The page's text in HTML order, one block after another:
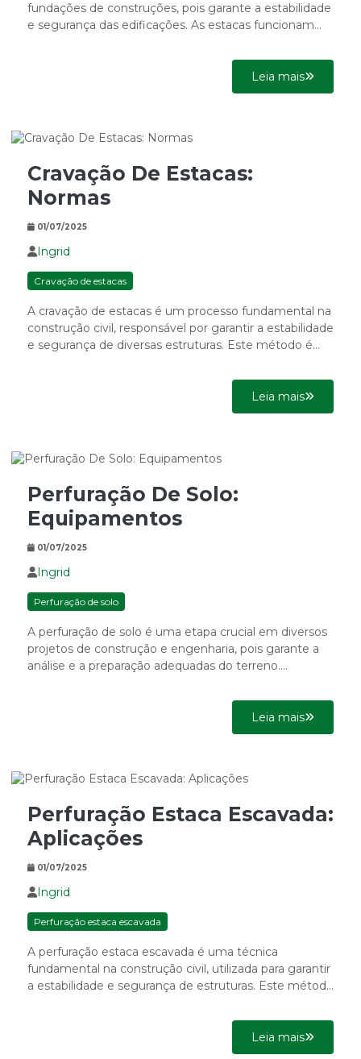
fundações de construções, pois garante a estabilidade
e segurança das edificações. As estacas funcionam
Leia mais
Cravação De Estacas:
Normas
01/07/2025
Ingrid
Cravação de estacas
A cravação de estacas é um processo fundamental na
construção civil, responsável por garantir a estabilidade
e segurança de diversas estruturas. Este método é
Leia mais
Perfuração De Solo:
Equipamentos
01/07/2025
Ingrid
Perfuração de solo
A perfuração de solo é uma etapa crucial em diversos
projetos de construção e engenharia, pois garante a
análise e a preparação adequadas do terreno....
Leia mais
Perfuração Estaca Escavada:
Aplicações
01/07/2025
Ingrid
Perfuração estaca escavada
A perfuração estaca escavada é uma técnica
fundamental na construção civil, utilizada para garantir
a estabilidade e segurança de estruturas. Este método
Leia mais